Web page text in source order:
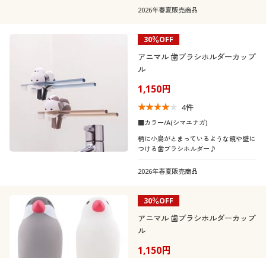
閉じる
2026年春夏販売商品
30％OFF
アニマル 歯ブラシホルダーカップ
ル
1,150円
4件
■カラー/A(シマエナガ)
柄に小鳥がとまっているような鏡や壁に
つける歯ブラシホルダー♪
2026年春夏販売商品
30％OFF
アニマル 歯ブラシホルダーカップ
ル
1,150円